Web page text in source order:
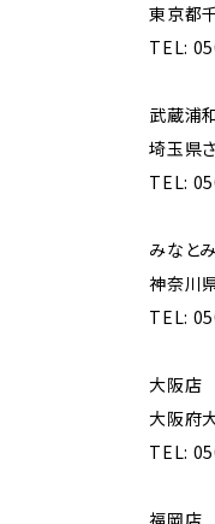
東京都
TEL:
武蔵浦
埼玉県
TEL:
みなと
神奈川
TEL:
大阪店
大阪府
TEL: